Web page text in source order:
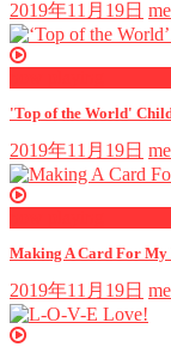
2019年11月19日
'Top of the World'
2019年11月19日
Making A Card For My
2019年11月19日